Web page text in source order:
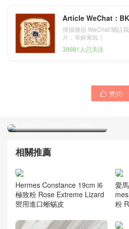
Article WeChat：
掃描微信 WeChat 關註
片，等妳來啦！
39981人已关注
 赞(0)
相關推薦
Hermes Constance 19cm i6
極致粉 Rose Extreme Lizard
禦用進口蜥蜴皮
愛
粉